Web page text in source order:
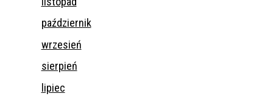
październik
wrzesień
sierpień
lipiec